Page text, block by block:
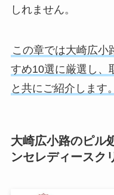
しれません。
この章では大崎広小
すめ10選に厳選し、
と共にご紹介します。
大崎広小路のピル
ンセレディースク